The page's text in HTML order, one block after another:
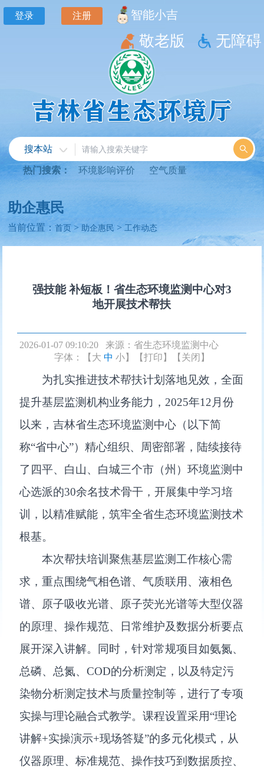
登录 注册 智能小吉
敬老版 无障碍
搜本站
热门搜索： 环境影响评价 空气质量
助企惠民
当前位置：首页> 助企惠民 >工作动态
强技能 补短板！省生态环境监测中心对3
地开展技术帮扶
2026-01-07 09:10:20 来源： 省生态环境监测中心
字体：【 大 中 小】 【打印】 【关闭】
为扎实推进技术帮扶计划落地见效，全面
提升基层监测机构业务能力，2025年12月份
以来，吉林省生态环境监测中心（以下简
称“省中心”）精心组织、周密部署，陆续接待
了四平、白山、白城三个市（州）环境监测中
心选派的30余名技术骨干，开展集中学习培
训，以精准赋能，筑牢全省生态环境监测技术
根基。
本次帮扶培训聚焦基层监测工作核心需
求，重点围绕气相色谱、气质联用、液相色
谱、原子吸收光谱、原子荧光光谱等大型仪器
的原理、操作规范、日常维护及数据分析要点
展开深入讲解。同时，针对常规项目如氨氮、
总磷、总氮、COD的分析测定，以及特定污
染物分析测定技术与质量控制等，进行了专项
实操与理论融合式教学。课程设置采用“理论
讲解+实操演示+现场答疑”的多元化模式，从
仪器原理、标准规范、操作技巧到数据质控、